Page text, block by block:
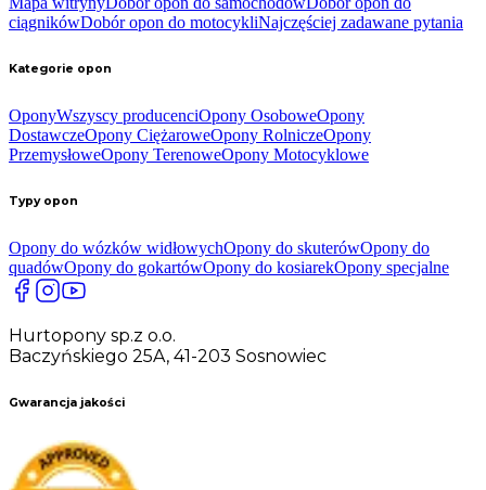
ciągnikówDobór opon do motocykliNajczęściej zadawane pytania
Kategorie opon
OponyWszyscy producenciOpony OsoboweOpony
DostawczeOpony CiężaroweOpony RolniczeOpony
PrzemysłoweOpony TerenoweOpony Motocyklowe
Typy opon
Opony do wózków widłowychOpony do skuterówOpony do
quadówOpony do gokartówOpony do kosiarekOpony specjalne
Hurtopony sp.z o.o.
Baczyńskiego 25A, 41-203 Sosnowiec
Gwarancja jakości